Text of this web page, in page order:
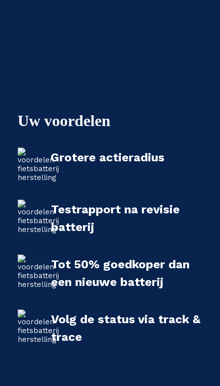
Uw voordelen
Grotere actieradius
Testrapport na revisie
batterij
Tot 50% goedkoper dan
een nieuwe batterij
Volg de status via track &
trace